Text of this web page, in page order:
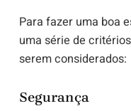
Para fazer uma boa
uma série de
serem considerados:
Segurança